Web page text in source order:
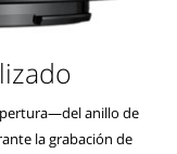
anillo de
la grabación de